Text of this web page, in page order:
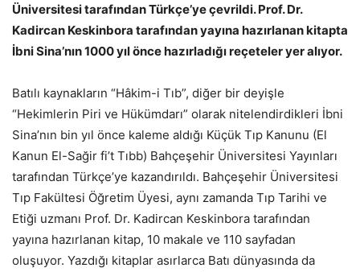
Üniversitesi tarafından Türkçe’ye çevrildi. Prof. Dr.
Kadircan Keskinbora tarafından yayına hazırlanan kitapta
İbni Sina’nın 1000 yıl önce hazırladığı reçeteler yer alıyor.
Batılı kaynakların “Hâkim-i Tıb”, diğer bir deyişle
“Hekimlerin Piri ve Hükümdarı” olarak nitelendirdikleri İbni
Sina’nın bin yıl önce kaleme aldığı Küçük Tıp Kanunu (El
Kanun El-Sağir fi’t Tıbb) Bahçeşehir Üniversitesi Yayınları
tarafından Türkçe’ye kazandırıldı. Bahçeşehir Üniversitesi
Tıp Fakültesi Öğretim Üyesi, aynı zamanda Tıp Tarihi ve
Etiği uzmanı Prof. Dr. Kadircan Keskinbora tarafından
yayına hazırlanan kitap, 10 makale ve 110 sayfadan
oluşuyor. Yazdığı kitaplar asırlarca Batı dünyasında da